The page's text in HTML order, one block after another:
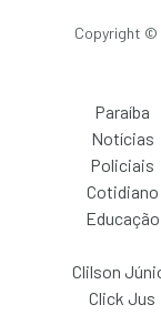
Copyright ©
Paraíba
Notícias
Policiais
Cotidiano
Educação
Clilson
Click Jus